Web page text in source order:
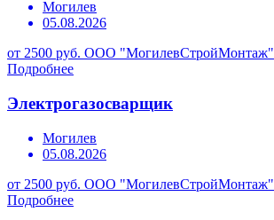
Могилев
05.08.2026
от 2500 руб. ООО "МогилевСтройМонтаж"
Подробнее
Электрогазосварщик
Могилев
05.08.2026
от 2500 руб. ООО "МогилевСтройМонтаж"
Подробнее